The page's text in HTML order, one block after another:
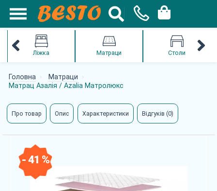
Ліжка Матраци Столи
Головна
Матраци
Матрац Азалія / Azalia Матролюкс
Про товар Опис Характеристики Відгуків (0)
- 41 %